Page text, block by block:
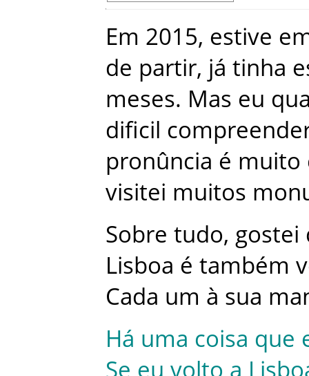
Em 2015, estive
de partir, já tinha
meses. Mas eu
dificil
pronûncia é muito
visitei muitos
Sobre tudo, gostei
Lisboa é também
Cada um à sua
Há uma coisa que
Se eu volto a